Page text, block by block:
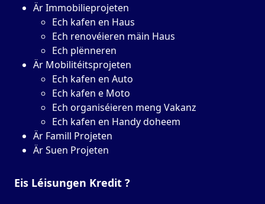
Är Immobilieprojeten
Ech kafen en Haus
Ech renovéieren mäin Haus
Ech plënneren
Är Mobilitéitsprojeten
Ech kafen en Auto
Ech kafen e Moto
Ech organiséieren meng Vakanz
Ech kafen en Handy doheem
Är Famill Projeten
Är Suen Projeten
Eis Léisungen Kredit ?